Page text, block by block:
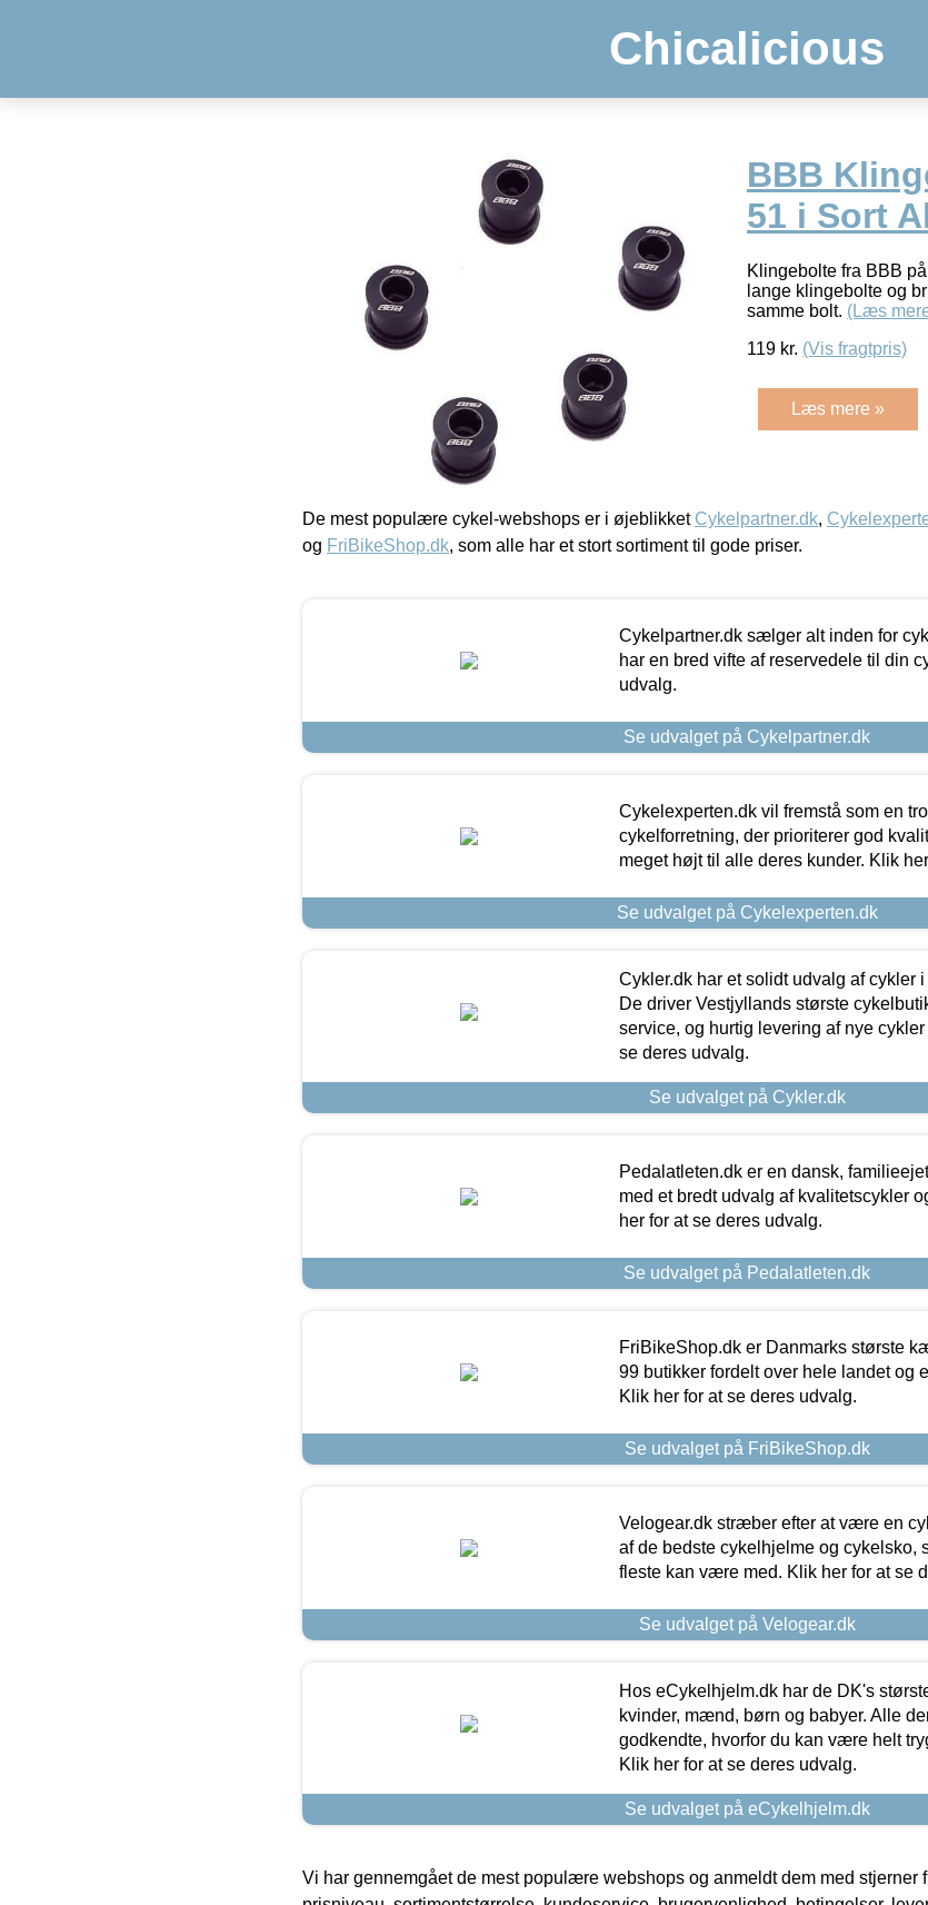
Chicalicious
BBB
51 i Sort
Klingebolte fra BBB
lange klingebolte og
samme bolt. (Læs
119 kr. (Vis fragtpris)
Læs mere »
De mest populære cykel-webshops er i øjeblikket Cykelpartner.dk,
og FriBikeShop.dk, som alle har et stort sortiment til gode priser.
Cykelpartner.dk sælger alt inden for
har en bred vifte af reservedele til din
udvalg.
Se udvalget på Cykelpartner.dk
Cykelexperten.dk vil fremstå som en
cykelforretning, der prioriterer god
meget højt til alle deres kunder. Klik
Se udvalget på Cykelexperten.dk
Cykler.dk har et solidt udvalg af cykler
De driver Vestjyllands største
service, og hurtig levering af nye
se deres udvalg.
Se udvalget på Cykler.dk
Pedalatleten.dk er en dansk,
med et bredt udvalg af kvalitetscykler
her for at se deres udvalg.
Se udvalget på Pedalatleten.dk
FriBikeShop.dk er Danmarks største
99 butikker fordelt over hele landet og
Klik her for at se deres udvalg.
Se udvalget på FriBikeShop.dk
Velogear.dk stræber efter at være en
af de bedste cykelhjelme og cykelsko,
fleste kan være med. Klik her for at se
Se udvalget på Velogear.dk
Hos eCykelhjelm.dk har de DK's
kvinder, mænd, børn og babyer. Alle
godkendte, hvorfor du kan være helt
Klik her for at se deres udvalg.
Se udvalget på eCykelhjelm.dk
Vi har gennemgået de mest populære webshops og anmeldt dem med stjerner